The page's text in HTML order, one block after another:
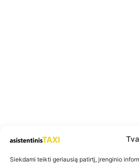
Siekdami teikti geriausią patirtį, įrenginio